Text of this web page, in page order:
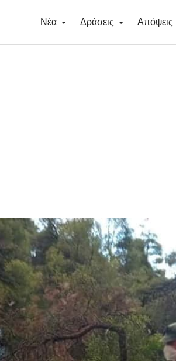
Νέα Δράσεις Απόψεις